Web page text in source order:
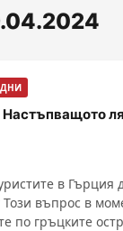
Настъпващото
в Гърция
въпрос в
по гръцките